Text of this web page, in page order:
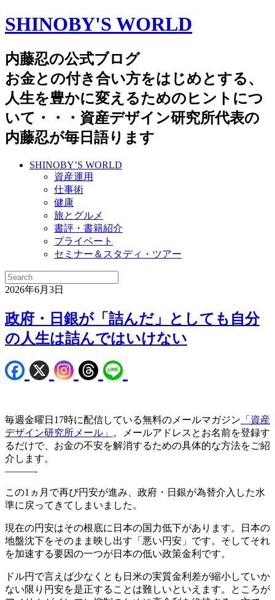
SHINOBY'S WORLD
内藤忍の公式ブログ
お金との付き合い方をはじめとする、
人生を豊かに変えるためのヒントにつ
いて・・・資産デザイン研究所代表の
内藤忍が毎日語ります
SHINOBY’S WORLD
資産運用
仕事術
健康
旅とグルメ
書評・書籍紹介
プライベート
セミナー＆スタディ・ツアー
2026年6月3日
政府・日銀が「詰んだ」としても自分
の人生は詰んではいけない
毎週金曜日17時に配信している無料のメールマガジン 「資産
デザイン研究所メール」
。メールアドレスとお名前を登録す
るだけで、お金の不安を解消するための具体的な方法をご紹
介します。
———-
この1ヵ月で再び円安が進み、政府・日銀が為替介入した水
準に戻ってきてしまいました。
現在の円安はその根底に日本の国力低下があります。日本の
地盤沈下をそのまま映し出す「悪い円安」です。そしてそれ
を加速する要因の一つが日本の低い政策金利です。
ドル円で言えば少なくとも日米の実質金利差が縮小していか
ない限り円安を是正することは難しいといえます。ところが